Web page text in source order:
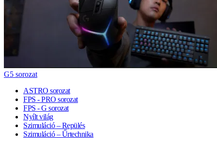
G5 sorozat
ASTRO sorozat
FPS - PRO sorozat
FPS - G sorozat
Nyílt világ
Szimuláció – Repülés
Szimuláció – Űrtechnika